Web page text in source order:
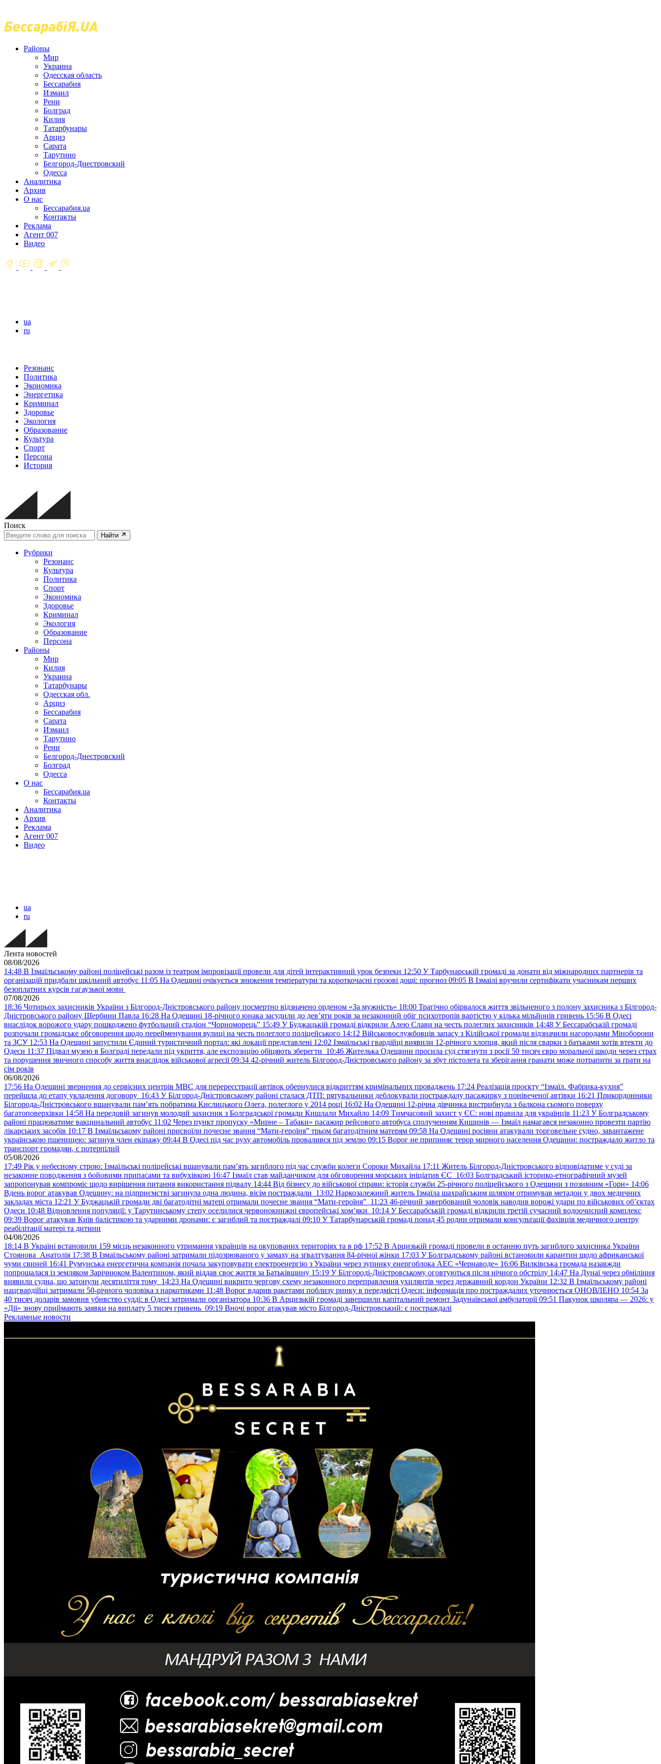
Районы
Мир
Украина
Одесская область
Бессарабия
Измаил
Рени
Болград
Килия
Татарбунары
Арциз
Сарата
Тарутино
Белгород-Днестровский
Одесса
Аналитика
Архив
О нас
Бессарабия.ua
Контакты
Реклама
Агент 007
Видео
ua
ru
Резонанс
Политика
Экономика
Энергетика
Криминал
Здоровье
Экология
Образование
Культура
Спорт
Персона
История
Поиск
Найти
Рубрики
Резонанс
Культура
Политика
Спорт
Экономика
Здоровье
Криминал
Экология
Образование
Персона
Районы
Мир
Килия
Украина
Татарбунары
Одесская обл.
Арциз
Бессарабия
Сарата
Измаил
Тарутино
Рени
Белгород-Днестровский
Болград
Одесса
О нас
Бессарабия.ua
Контакты
Аналитика
Архив
Реклама
Агент 007
Видео
ua
ru
Лента новостей
08/08/2026
14:48 В Ізмаїльському районі поліцейські разом із театром імпровізації провели для дітей інтерактивний урок безпеки 12:50 У Тарбунарській громаді за донати від міжнародних партнерів та
організацій придбали шкільний автобус 11:05 На Одещині очікується зниження температури та короткочасні грозові дощі: прогноз 09:05 В Ізмаїлі вручили сертифікати учасникам перших
безоплатних курсів гагаузької мови
07/08/2026
18:36 Чотирьох захисників України з Білгород-Дністровського району посмертно відзначено орденом «За мужність» 18:00 Трагічно обірвалося життя звільненого з полону захисника з Білгород-
Дністровського району Щербини Павла 16:28 На Одещині 18-річного юнака засудили до дев’яти років за незаконний обіг психотропів вартістю у кілька мільйонів гривень 15:56 В Одесі
внаслідок ворожого удару пошкоджено футбольний стадіон “Чорноморець” 15:49 У Буджацькій громаді відкрили Алею Слави на честь полеглих захисників 14:48 У Бессарабській громаді
розпочали громадське обговорення щодо перейменування вулиці на честь полеглого поліцейського 14:12 Військовослужбовців запасу з Кілійської громади відзначили нагородами Міноборони
та ЗСУ 12:53 На Одещині запустили Єдиний туристичний портал: які локації представлені 12:02 Ізмаїльські гвардійці виявили 12-річного хлопця, який після сварки з батьками хотів втекти до
Одеси 11:37 Підвал музею в Болграді передали під укриття, але експозицію обіцяють зберегти 10:46 Жителька Одещини просила суд стягнути з росії 50 тисяч євро моральної шкоди через страх
та порушення звичного способу життя внаслідок військової агресії 09:34 42-річний житель Білгород-Дністровського району за збут пістолета та зберігання гранати може потрапити за ґрати на
сім років
06/08/2026
17:56 На Одещині звернення до сервісних центрів МВС для перереєстрації автівок обернулися відкриттям кримінальних проваджень 17:24 Реалізація проєкту “Ізмаїл. Фабрика-кухня”
перейшла до етапу укладення договору 16:43 У Білгород-Дністровському районі сталася ДТП: рятувальники деблокували постраждалу пасажирку з понівеченої автівки 16:21 Прикордонники
Білгорода-Дністровського вшанували пам’ять побратима Кислицького Олега, полеглого у 2014 році 16:02 На Одещині 12-річна дівчинка вистрибнула з балкона сьомого поверху
багатоповерхівки 14:58 На передовій загинув молодий захисник з Болградської громади Кишлали Михайло 14:09 Тимчасовий захист у ЄС: нові правила для українців 11:23 У Болградському
районі працюватиме вакцинальний автобус 11:02 Через пункт пропуску «Мирне – Табаки» пасажир рейсового автобуса сполученням Кишинів — Ізмаїл намагався незаконно провезти партію
лікарських засобів 10:17 В Ізмаїльському районі присвоїли почесне звання “Мати-героїня” трьом багатодітним матерям 09:58 На Одещині росіяни атакували торговельне судно, завантажене
українською пшеницею: загинув член екіпажу 09:44 В Одесі під час руху автомобіль провалився під землю 09:15 Ворог не припиняє терор мирного населення Одещини: постраждало житло та
транспорт громадян, є потерпілий
05/08/2026
17:49 Рік у небесному строю: Ізмаїльські поліцейські вшанували пам’ять загиблого під час служби колеги Сороки Михайла 17:11 Житель Білгород-Дністровського відповідатиме у суді за
незаконне поводження з бойовими припасами та вибухівкою 16:47 Ізмаїл став майданчиком для обговорення морських ініціатив ЄС 16:03 Болградський історико-етнографічний музей
запропонував компроміс щодо вирішення питання використання підвалу 14:44 Від бізнесу до військової справи: історія служби 25-річного поліцейського з Одещини з позивним «Горн» 14:06
Вдень ворог атакував Одещину: на підприємстві загинула одна людина, вісім постраждали 13:02 Наркозалежний житель Ізмаїла шахрайським шляхом отримував метадон у двох медичних
закладах міста 12:21 У Буджацькій громади дві багатодітні матері отримали почесне звання “Мати-героїня” 11:23 46-річний завербований чоловік наводив ворожі удари по військових обʼєктах
Одеси 10:48 Відновлення популяції: у Тарутинському степу оселилися червонокнижні європейські хом’яки 10:14 У Бессарабській громаді відкрили третій сучасний водоочисний комплекс
09:39 Ворог атакував Київ балістикою та ударними дронами: є загиблий та постраждалі 09:10 У Татарбунарській громаді понад 45 родин отримали консультації фахівців медичного центру
реабілітації матері та дитини
04/08/2026
18:14 В Україні встановили 159 місць незаконного утримання українців на окупованих територіях та в рф 17:52 В Арцизькій громаді провели в останню путь загиблого захисника України
Стоянова Анатолія 17:38 В Ізмаїльському районі затримали підозрюваного у замаху на зґвалтування 84-річної жінки 17:03 У Болградському районі встановили карантин щодо африканської
чуми свиней 16:41 Румунська енергетична компанія почала закуповувати електроенергію з України через зупинку енергоблока АЕС «Чернаводе» 16:06 Вилківська громада назавжди
попрощалася із земляком Зарічнюком Валентином, який віддав своє життя за Батьківщину 15:19 У Білгороді-Дністровському оговтуються після нічного обстрілу 14:47 На Дунаї через обміління
виявили судна, що затонули десятиліття тому 14:23 На Одещині викрито чергову схему незаконного переправлення ухилянтів через державний кордон України 12:32 В Ізмаїльському районі
нацгвардійці затримали 50-річного чоловіка з наркотиками 11:48 Ворог вдарив ракетами поблизу ринку в передмісті Одеси: інформація про постраждалих уточнюється ОНОВЛЕНО 10:54 За
40 тисяч доларів замовив убивство судді: в Одесі затримали організатора 10:36 В Арцизькій громаді завершили капітальний ремонт Задунаївської амбулаторії 09:51 Пакунок школяра — 2026: у
«Дії» знову приймають заявки на виплату 5 тисяч гривень 09:19 Вночі ворог атакував місто Білгород-Дністровський: є постраждалі
Рекламные новости